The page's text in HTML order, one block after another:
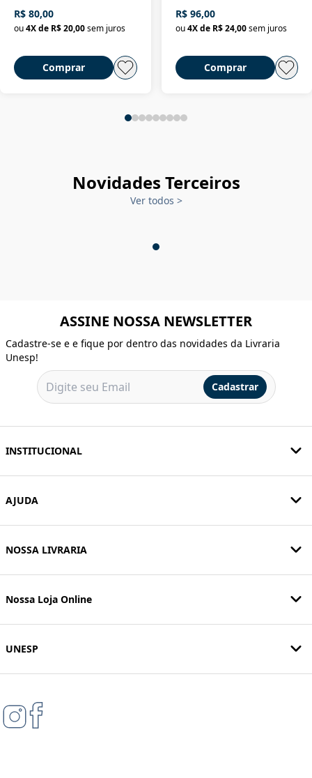
R$ 80,00
ou4X de R$ 20,00sem juros
Comprar
R$ 96,00
ou 4X de R$ 24,00 sem juros
Comprar
Novidades Terceiros
Ver todos >
ASSINE NOSSA NEWSLETTER
Cadastre-se e e fique por dentro das novidades da Livraria
Unesp!
Cadastrar
INSTITUCIONAL
AJUDA
NOSSA LIVRARIA
Nossa Loja Online
UNESP